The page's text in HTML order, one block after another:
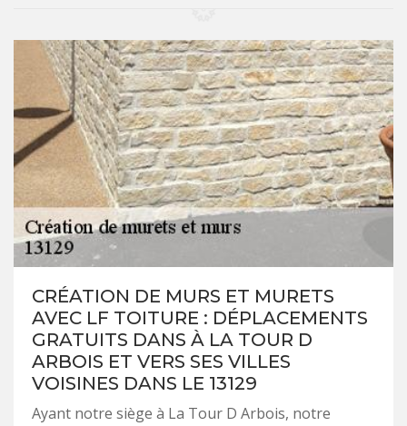
CRÉATION DE MURS ET MURETS
AVEC LF TOITURE : DÉPLACEMENTS
GRATUITS DANS À LA TOUR D
ARBOIS ET VERS SES VILLES
VOISINES DANS LE 13129
Ayant notre siège à La Tour D Arbois, notre